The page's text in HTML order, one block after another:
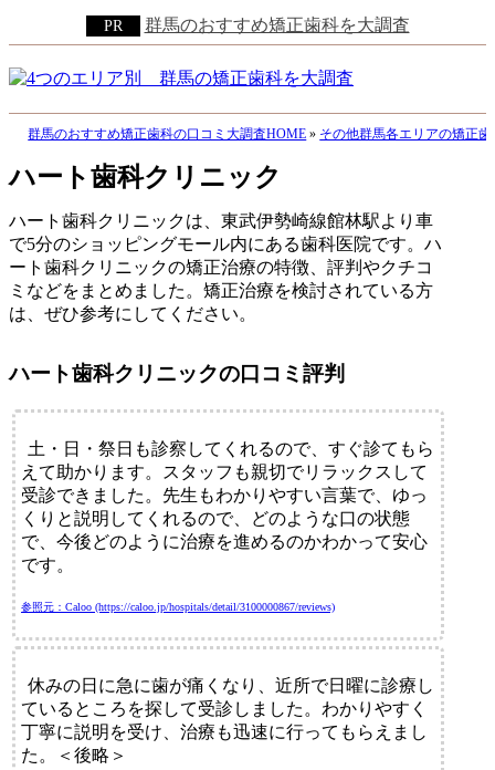
群馬のおすすめ矯正歯科を大調査
群馬のおすすめ矯正歯科の口コミ大調査HOME » その他群馬各エリアの矯正
ハート歯科クリニック
ハート歯科クリニックは、東武伊勢崎線館林駅より車
で5分のショッピングモール内にある歯科医院です。ハ
ート歯科クリニックの矯正治療の特徴、評判やクチコ
ミなどをまとめました。矯正治療を検討されている方
は、ぜひ参考にしてください。
ハート歯科クリニックの口コミ評判
土・日・祭日も診察してくれるので、すぐ診てもら
えて助かります。スタッフも親切でリラックスして
受診できました。先生もわかりやすい言葉で、ゆっ
くりと説明してくれるので、どのような口の状態
で、今後どのように治療を進めるのかわかって安心
です。
参照元：Caloo (https://caloo.jp/hospitals/detail/3100000867/reviews)
休みの日に急に歯が痛くなり、近所で日曜に診療し
ているところを探して受診しました。わかりやすく
丁寧に説明を受け、治療も迅速に行ってもらえまし
た。＜後略＞